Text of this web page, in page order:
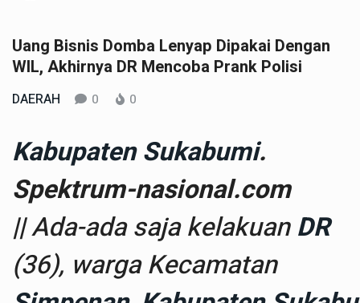
Uang Bisnis Domba Lenyap Dipakai Dengan
WIL, Akhirnya DR Mencoba Prank Polisi
DAERAH 0 0
Kabupaten Sukabumi.
Spektrum-nasional.com
||Ada-ada saja kelakuanDR
(36), warga Kecamatan